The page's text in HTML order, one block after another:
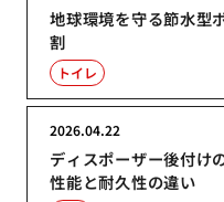
地球環境を守る節水型
割
トイレ
ディスポーザー後付け
性能と耐久性の違い
2026.04.22